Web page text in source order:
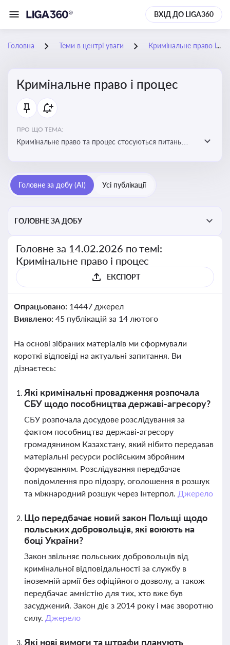
ВХІД ДО LIGA360
Головна Теми в центрі уваги Кримінальне право і процес
Кримінальне право і процес
ПРО ЩО ТЕМА:
Кримінальне право та процес стосуються питань
Головне за добу (AI) Усі публікації
ГОЛОВНЕ ЗА ДОБУ
Головне за 14.02.2026 по темі:
Кримінальне право і процес
ЕКСПОРТ
Опрацьовано: 14447 джерел
Виявлено: 45 публікацій за 14 лютого
На основі зібраних матеріалів ми сформували
короткі відповіді на актуальні запитання. Ви
дізнаєтесь:
Які кримінальні провадження розпочала
СБУ щодо пособництва державі-агресору?
СБУ розпочала досудове розслідування за
фактом пособництва державі-агресору
громадянином Казахстану, який нібито передавав
матеріальні ресурси російським збройним
формуванням. Розслідування передбачає
повідомлення про підозру, оголошення в розшук
та міжнародний розшук через Інтерпол. Джерело
Що передбачає новий закон Польщі щодо
польських добровольців, які воюють на
боці України?
Закон звільняє польських добровольців від
кримінальної відповідальності за службу в
іноземній армії без офіційного дозволу, а також
передбачає амністію для тих, хто вже був
засуджений. Закон діє з 2014 року і має зворотню
силу. Джерело
Які нові вимоги та штрафи планують